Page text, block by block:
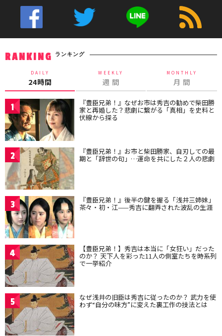
RANKING ランキング
DAILY
24時間
WEEKLY
週 間
MONTHLY
月 間
1 『豊臣兄弟！』なぜお市は秀吉の勧めで柴田勝
家と再婚した？悲劇に繋がる「真相」を史料と
伏線から探る
2 『豊臣兄弟！』お市と柴田勝家、自刃しての最
期と「辞世の句」…運命を共にした２人の悲劇
3 『豊臣兄弟！』後半の鍵を握る「浅井三姉妹」
茶々・初・江——秀吉に翻弄された波乱の生涯
4 【豊臣兄弟！】秀吉は本当に「女狂い」だった
のか？ 天下人を彩った11人の側室たちを時系列
で一挙紹介
5 なぜ浅井の旧臣は秀吉に従ったのか？ 武力を使
わず“自分の味方”に変えた裏工作の技法とは